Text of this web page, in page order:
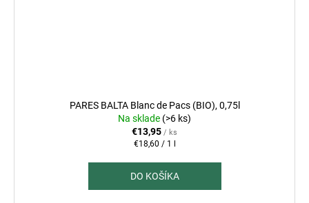
PARES BALTA Blanc de Pacs (BIO), 0,75l
Na sklade (>6 ks)
€13,95 / ks
Jednotková
€18,60 / 1 l
DO KOŠÍKA